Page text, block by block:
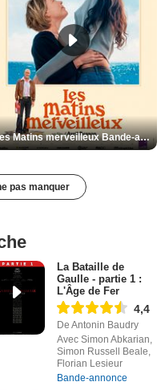
Les Matins merveilleux Bande-annonce VF
pas manquer
La Bataille de
Gaulle - partie 1 :
L'Âge de Fer
4,4
De Antonin Baudry
Avec Simon Abkarian,
Simon Russell Beale,
Florian Lesieur
Bande-annonce